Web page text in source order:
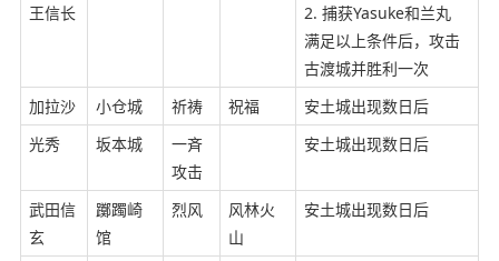
王信长
2. 捕获Yasuke和兰丸
满足以上条件后，攻击
古渡城并胜利一次
加拉沙
小仓城 祈祷 祝福
安土城出现数日后
光秀
坂本城
一斉
攻击
安土城出现数日后
武田信
玄
躑躅崎
馆
烈风
风林火
山
安土城出现数日后